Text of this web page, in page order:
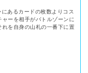
あるカードの枚数よりコス
ャーを相手がバトルゾーンに
れを自身の山札の一番下に置